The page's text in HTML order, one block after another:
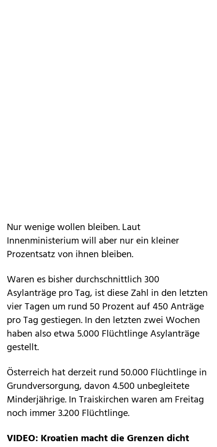
Nur wenige wollen bleiben. Laut
Innenministerium will aber nur ein kleiner
Prozentsatz von ihnen bleiben.
Waren es bisher durchschnittlich 300
Asylanträge pro Tag, ist diese Zahl in den letzten
vier Tagen um rund 50 Prozent auf 450 Anträge
pro Tag gestiegen. In den letzten zwei Wochen
haben also etwa 5.000 Flüchtlinge Asylanträge
gestellt.
Österreich hat derzeit rund 50.000 Flüchtlinge in
Grundversorgung, davon 4.500 unbegleitete
Minderjährige. In Traiskirchen waren am Freitag
noch immer 3.200 Flüchtlinge.
VIDEO: Kroatien macht die Grenzen dicht